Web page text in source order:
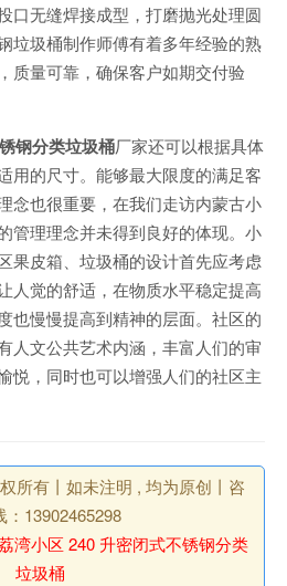
口无缝焊接成型，打磨抛光处理圆
垃圾桶制作师傅有着多年经验的熟
质量可靠，确保客户如期交付验
钢分类垃圾桶厂家还可以根据具体
用的尺寸。能够最大限度的满足客
念也很重要，在我们走访内蒙古小
管理理念并未得到良好的体现。小
果皮箱、垃圾桶的设计首先应考虑
人觉的舒适，在物质水平稳定提高
也慢慢提高到精神的层面。社区的
人文公共艺术内涵，丰富人们的审
悦，同时也可以增强人们的社区主
所有丨如未注明 , 均为原创丨咨
：13902465298
湾小区 240 升密闭式不锈钢分类
垃圾桶